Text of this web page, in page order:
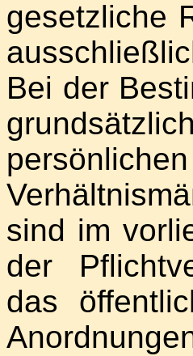
gesetzliche
Bei der
sind im
der
das